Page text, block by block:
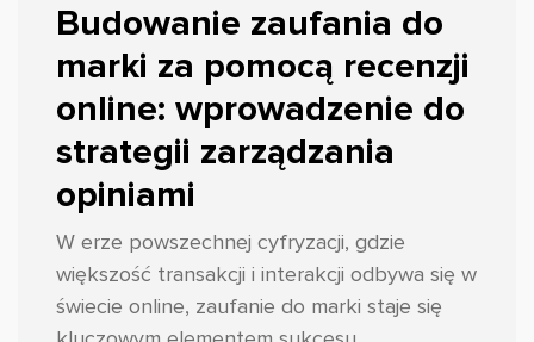
Budowanie zaufania do
marki za pomocą recenzji
online: wprowadzenie do
strategii zarządzania
opiniami
W erze powszechnej cyfryzacji, gdzie
większość transakcji i interakcji odbywa się w
świecie online, zaufanie do marki staje się